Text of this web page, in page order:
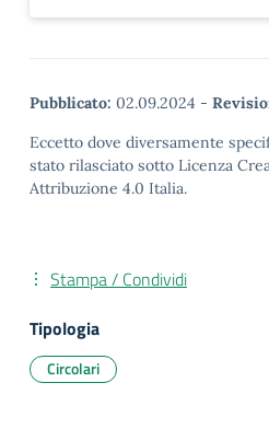
Pubblicato: 02.09.2024 -
Eccetto dove diversamente
stato rilasciato sotto Licenza
Attribuzione 4.0 Italia.
Stampa / Condividi
Tipologia
Circolari